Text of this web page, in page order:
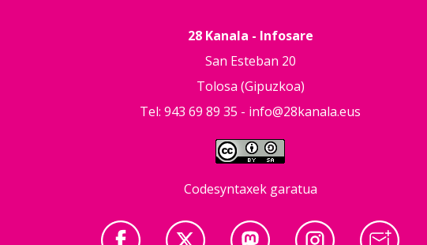
28 Kanala - Infosare
San Esteban 20
Tolosa (Gipuzkoa)
Tel: 943 69 89 35 - info@28kanala.eus
Codesyntaxek garatua